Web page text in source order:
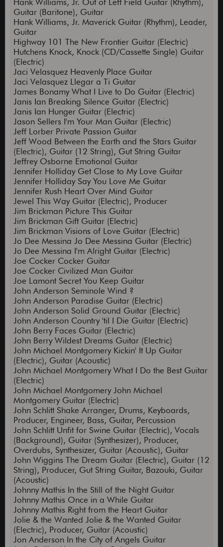
Hank Williams, Jr. Out of Left Field Guitar (Rhythm),
Guitar (Baritone), Guitar
Hank Williams, Jr. Maverick Guitar (Rhythm), Leader,
Guitar
Highway 101 The New Frontier Guitar (Electric)
Hutchens Knock, Knock (CD/Cassette Single) Guitar
(Electric)
Jaci Velasquez Heavenly Place Guitar
Jaci Velasquez Llegar a Ti Guitar
James Bonamy What I Live to Do Guitar (Electric)
Janis Ian Breaking Silence Guitar (Electric)
Janis Ian Hunger Guitar (Electric)
Jason Sellers I'm Your Man Guitar (Electric)
Jeff Lorber Private Passion Guitar
Jeff Wood Between the Earth and the Stars Guitar
(Electric), Guitar (12 String), Gut String Guitar
Jeffrey Osborne Emotional Guitar
Jennifer Holliday Get Close to My Love Guitar
Jennifer Holliday Say You Love Me Guitar
Jennifer Rush Heart Over Mind Guitar
Jewel This Way Guitar (Electric), Producer
Jim Brickman Picture This Guitar
Jim Brickman Gift Guitar (Electric)
Jim Brickman Visions of Love Guitar (Electric)
Jo Dee Messina Jo Dee Messina Guitar (Electric)
Jo Dee Messina I'm Alright Guitar (Electric)
Joe Cocker Cocker Guitar
Joe Cocker Civilized Man Guitar
Joe Lamont Secret You Keep Guitar
John Anderson Seminole Wind ?
John Anderson Paradise Guitar (Electric)
John Anderson Solid Ground Guitar (Electric)
John Anderson Country 'til I Die Guitar (Electric)
John Berry Faces Guitar (Electric)
John Berry Wildest Dreams Guitar (Electric)
John Michael Montgomery Kickin' It Up Guitar
(Electric), Guitar (Acoustic)
John Michael Montgomery What I Do the Best Guitar
(Electric)
John Michael Montgomery John Michael
Montgomery Guitar (Electric)
John Schlitt Shake Arranger, Drums, Keyboards,
Producer, Engineer, Bass, Guitar, Percussion
John Schlitt Unfit for Swine Guitar (Electric), Vocals
(Background), Guitar (Synthesizer), Producer,
Overdubs, Synthesizer, Guitar (Acoustic), Guitar
John Wiggins The Dream Guitar (Electric), Guitar (12
String), Producer, Gut String Guitar, Bazouki, Guitar
(Acoustic)
Johnny Mathis In the Still of the Night Guitar
Johnny Mathis Once in a While Guitar
Johnny Mathis Right from the Heart Guitar
Jolie & the Wanted Jolie & the Wanted Guitar
(Electric), Producer, Guitar (Acoustic)
Jon Anderson In the City of Angels Guitar